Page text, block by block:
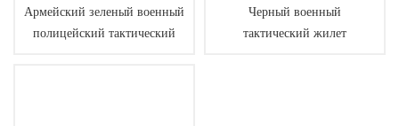
Армейский зеленый военный
полицейский тактический
Черный военный
тактический жилет